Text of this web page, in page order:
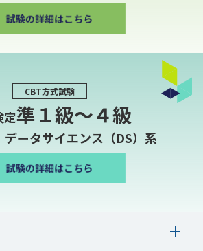
CBT方式試験
定準１級〜４級
データサイエンス（DS）系
検定について